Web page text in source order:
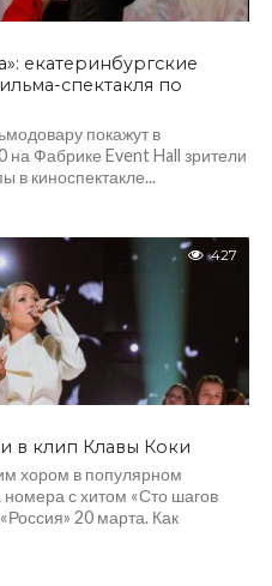
екатеринбургские
спектакля по
покажут в
на Фабрике Event Hall зрители
в киноспектакле...
427
в клип Клавы Коки
хором в популярном
с хитом «Сто шагов
20 марта. Как